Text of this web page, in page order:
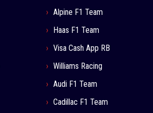
Alpine F1 Team
Haas F1 Team
Visa Cash App RB
Williams Racing
Audi F1 Team
Cadillac F1 Team